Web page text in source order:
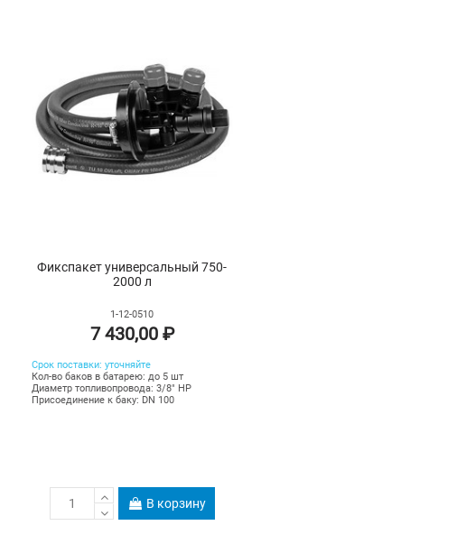
Фикспакет универсальный 750-
2000 л
1-12-0510
7 430,00 ₽
Срок поставки: уточняйте
Кол-во баков в батарею: до 5 шт
Диаметр топливопровода: 3/8" НР
Присоединение к баку: DN 100
В корзину